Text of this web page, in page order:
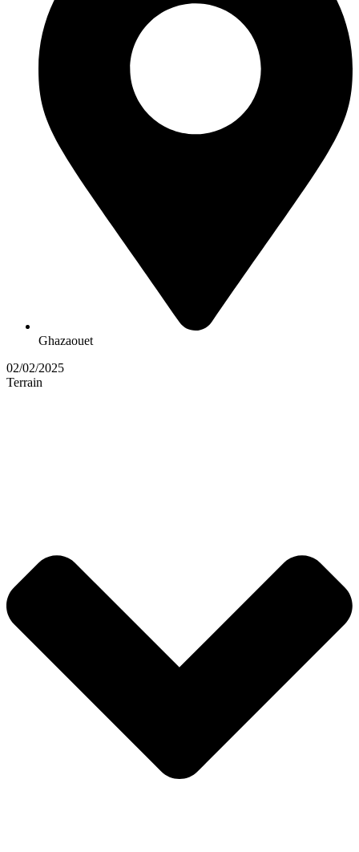
Ghazaouet
02/02/2025
Terrain